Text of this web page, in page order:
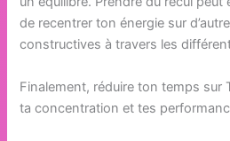
de recentrer ton énergie sur
constructives à travers les
Finalement, réduire ton temps sur
ta concentration et tes